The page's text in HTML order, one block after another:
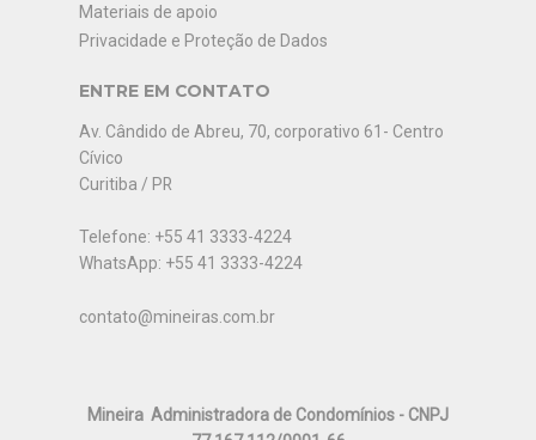
Materiais de apoio
Privacidade e Proteção de Dados
ENTRE EM CONTATO
Av. Cândido de Abreu, 70, corporativo 61- Centro
Cívico
Curitiba / PR
Telefone: +55 41 3333-4224
WhatsApp: +55 41 3333-4224
contato@mineiras.com.br
Mineira Administradora de Condomínios - CNPJ